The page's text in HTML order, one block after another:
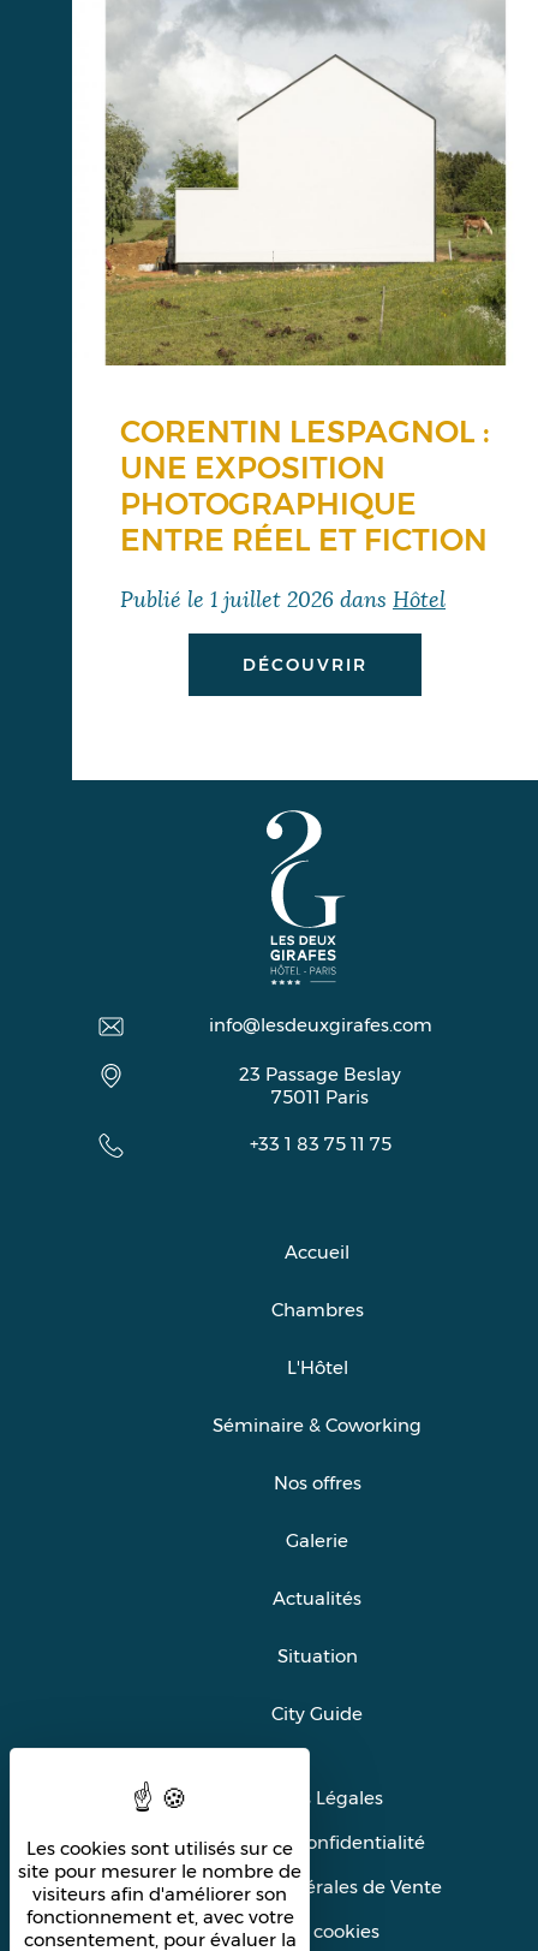
CORENTIN LESPAGNOL :
UNE EXPOSITION
PHOTOGRAPHIQUE
ENTRE RÉEL ET FICTION
Publié le 1 juillet 2026 dans Hôtel
DÉCOUVRIR
info@lesdeuxgirafes.com
23 Passage Beslay
75011 Paris
+33 1 83 75 11 75
Accueil
Chambres
L'Hôtel
Séminaire & Coworking
Nos offres
Galerie
Actualités
Situation
City Guide
Mentions Légales
Politique de confidentialité
Conditions Générales de Vente
Gérer les cookies
Les cookies sont utilisés sur ce
site pour mesurer le nombre de
visiteurs afin d'améliorer son
fonctionnement et, avec votre
consentement, pour évaluer la